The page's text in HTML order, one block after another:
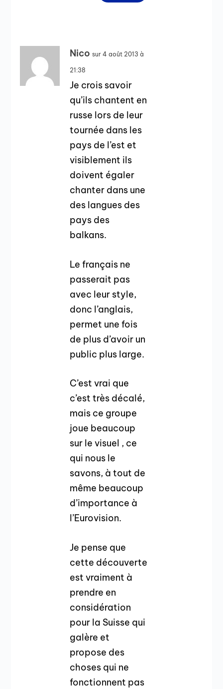
Nico sur 4 août 2013 à
21:38
Je crois savoir
qu’ils chantent en
russe lors de leur
tournée dans les
pays de l’est et
visiblement ils
doivent égaler
chanter dans une
des langues des
pays des
balkans.
Le français ne
passerait pas
avec leur style,
donc l’anglais,
permet une fois
de plus d’avoir un
public plus large.
C’est vrai que
c’est très décalé,
mais ce groupe
joue beaucoup
sur le visuel , ce
qui nous le
savons, à tout de
même beaucoup
d’importance à
l’Eurovision.
Je pense que
cette découverte
est vraiment à
prendre en
considération
pour la Suisse qui
galère et
propose des
choses qui ne
fonctionnent pas